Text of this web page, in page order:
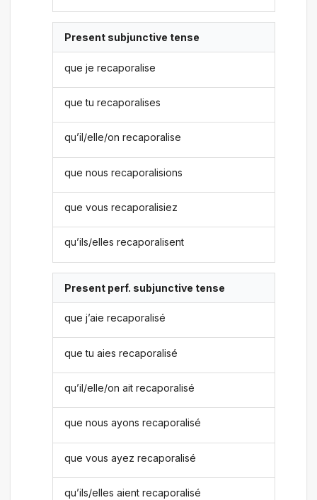
Present subjunctive tense
que je recaporalise
que tu recaporalises
qu’il/elle/on recaporalise
que nous recaporalisions
que vous recaporalisiez
qu’ils/elles recaporalisent
Present perf. subjunctive tense
que j’aie recaporalisé
que tu aies recaporalisé
qu’il/elle/on ait recaporalisé
que nous ayons recaporalisé
que vous ayez recaporalisé
qu’ils/elles aient recaporalisé